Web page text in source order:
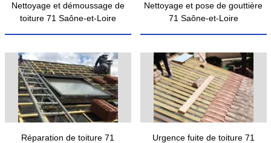
Nettoyage et démoussage de
toiture 71 Saône-et-Loire
Nettoyage et pose de gouttière
71 Saône-et-Loire
Réparation de toiture 71
Urgence fuite de toiture 71